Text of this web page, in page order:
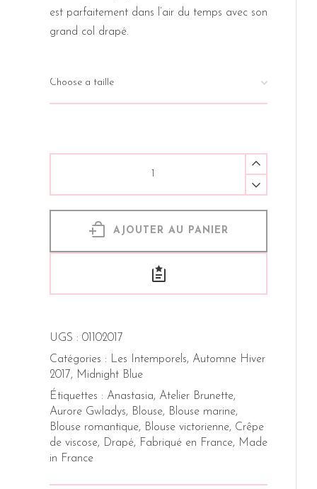
est parfaitement dans l’air du temps avec son
grand col drapé.
AJOUTER AU PANIER
UGS : 01102017
Catégories : Les Intemporels, Automne Hiver
2017, Midnight Blue
Étiquettes : Anastasia, Atelier Brunette,
Aurore Gwladys, Blouse, Blouse marine,
Blouse romantique, Blouse victorienne, Crêpe
de viscose, Drapé, Fabriqué en France, Made
in France